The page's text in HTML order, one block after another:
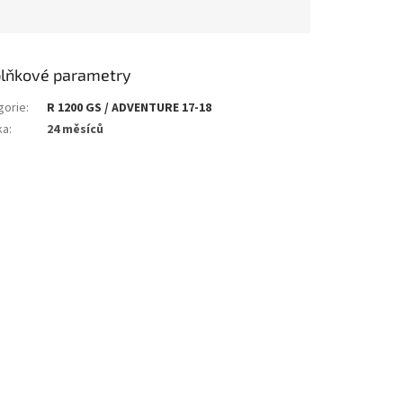
parametry
:
R 1200 GS / ADVENTURE 17-18
: 24 měsíců